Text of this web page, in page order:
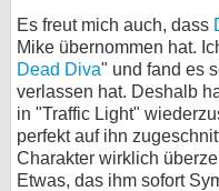
Es freut mich auch, dass
Mike übernommen hat.
Dead Diva" und fand es
verlassen hat. Deshalb
in "Traffic Light"
perfekt auf ihn
Charakter wirklich
Etwas, das ihm sofort